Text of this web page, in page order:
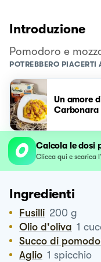
Introduzione
Pomodoro e
POTREBBERO PIACERTI
Un amore
Carbonara
Calcola le dosi
Clicca qui e scarica
Ingredienti
Fusilli 200 g
Olio d'oliva 1
Succo di
Aglio 1 spicchio